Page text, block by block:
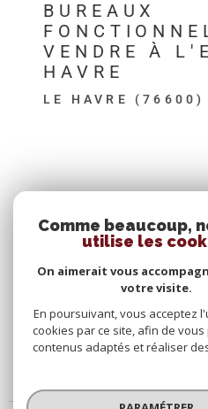
BUREAUX
VENDRE À
HAVRE
LE HAVRE (76600)
Comme beaucoup,
utilise les
On aimerait vous
votre visite.
En poursuivant, vous acceptez
cookies par ce site, afin de
contenus adaptés et réaliser